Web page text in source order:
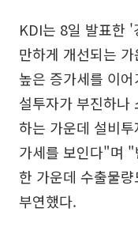
KDI는 8일 발표한
만하게 개선되는
높은 증가세를 이
설투자가 부진하나
하는 가운데 설비
가세를 보인다"며
한 가운데 수출물
부연했다.